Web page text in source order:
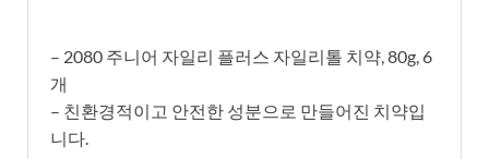
– 2080 주니어 자일리 플러스 자일리톨 치약, 80g, 6
개
– 친환경적이고 안전한 성분으로 만들어진 치약입
니다.